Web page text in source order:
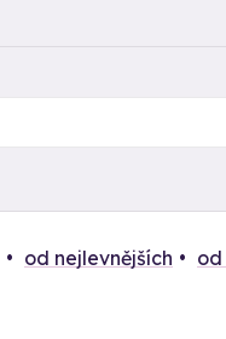
od nejlevnějších od